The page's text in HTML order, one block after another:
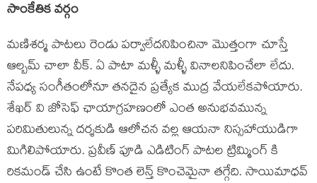
సాంకేతిక వర్గం
మణిశర్మ పాటలు రెండు పర్వాలేదనిపించినా మొత్తంగా చూస్తే
ఆల్బమ్ చాలా వీక్. ఏ పాటా మళ్ళీ మళ్ళీ వినాలనిపించేలా లేదు.
నేపధ్య సంగీతంలోనూ తనదైన ప్రత్యేక ముద్ర వేయలేకపోయారు.
శేఖర్ వి జోసెఫ్ ఛాయాగ్రహణంలో ఎంత అనుభవమున్న
పరిమితులున్న దర్శకుడి ఆలోచన వల్ల ఆయనా నిస్సహాయుడిగా
మిగిలిపోయారు. ప్రవీణ్ పూడి ఎడిటింగ్ పాటల ట్రిమ్మింగ్ కి
రికమండ్ చేసి ఉంటే కొంత లెన్త్ కొంచెమైనా తగ్గేది. సాయిమాధవ్